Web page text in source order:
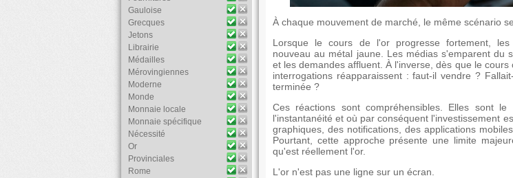
Gauloise
Grecques
Jetons
Librairie
Médailles
Mérovingiennes
Moderne
Monde
Monnaie locale
Monnaie spécifique
Nécessité
Or
Provinciales
Rome
À chaque mouvement de marché, le même scénario
Lorsque le cours de l'or progresse fortement, les
nouveau au métal jaune. Les médias s'emparent du
et les demandes affluent. À l'inverse, dès que le
interrogations réapparaissent : faut-il vendre ?
terminée ?
Ces réactions sont compréhensibles. Elles sont
l'instantanéité et où par conséquent l'investissement
graphiques, des notifications, des applications
Pourtant, cette approche présente une limite
qu'est réellement l'or.
L'or n'est pas une ligne sur un écran.